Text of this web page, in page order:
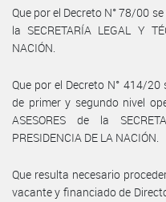
Que por el Decreto N° 78/00
la SECRETARÍA LEGAL Y
NACIÓN.
Que por el Decreto N° 414/
de primer y segundo nivel
ASESORES de la
PRESIDENCIA DE LA NACIÓN.
Que resulta necesario
vacante y financiado de